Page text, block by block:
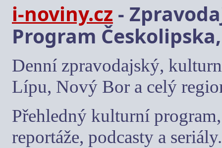
i-noviny.cz -
Program
Denní zpravodajský,
Lípu, Nový Bor a celý
Přehledný kulturní
reportáže, podcasty a seriály.